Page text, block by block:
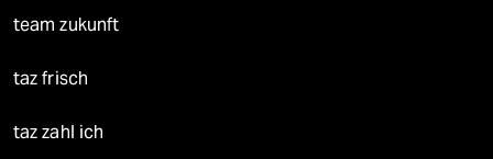
team zukunft
taz frisch
taz zahl ich